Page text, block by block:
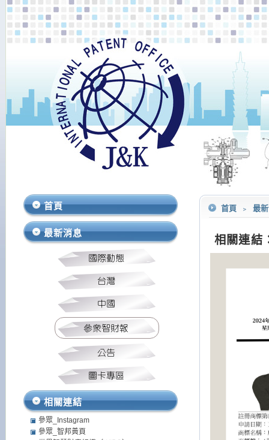
首頁 ﹥ 最
相關連結
首頁
最新消息
相關連結
參眾_Instagram
參眾_智邦黃頁